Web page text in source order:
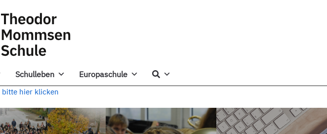
Schulleben Europaschule
bitte hier klicken